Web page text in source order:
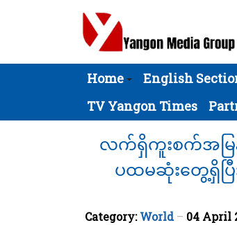
Home English
TV Yangon Times
လက်ရှိကူးစက်အမြ
ပထမဆုံးတွေ့ရှိပြီ
Category:World 04 April